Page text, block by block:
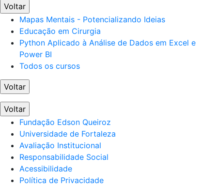
Voltar
Mapas Mentais - Potencializando Ideias
Educação em Cirurgia
Python Aplicado à Análise de Dados em Excel e
Power BI
Todos os cursos
Voltar
Voltar
Fundação Edson Queiroz
Universidade de Fortaleza
Avaliação Institucional
Responsabilidade Social
Acessibilidade
Política de Privacidade